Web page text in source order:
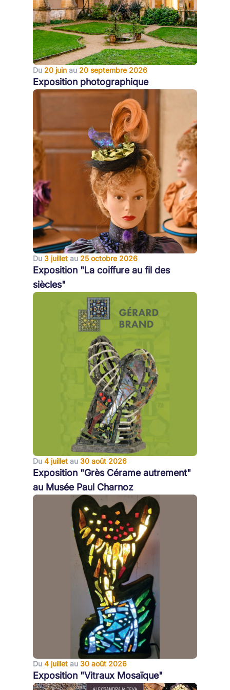
Du 20 juin au 20 septembre 2026
Exposition photographique
Du 3 juillet au 25 octobre 2026
Exposition "La coiffure au fil des
siècles"
Du 4 juillet au 30 août 2026
Exposition "Grès Cérame autrement"
au Musée Paul Charnoz
Du 4 juillet au 30 août 2026
Exposition "Vitraux Mosaïque"